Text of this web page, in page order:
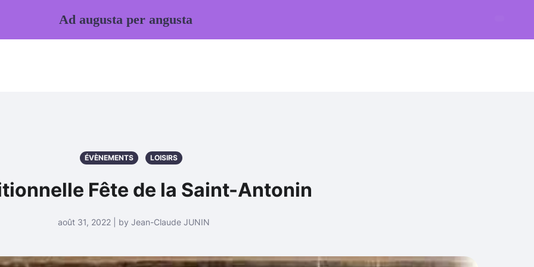
ÉVÈNEMENTS LOISIRS
Fête de la Saint-Antonin
août 31, 2022 | by Jean-Claude JUNIN
Ad augusta per angusta